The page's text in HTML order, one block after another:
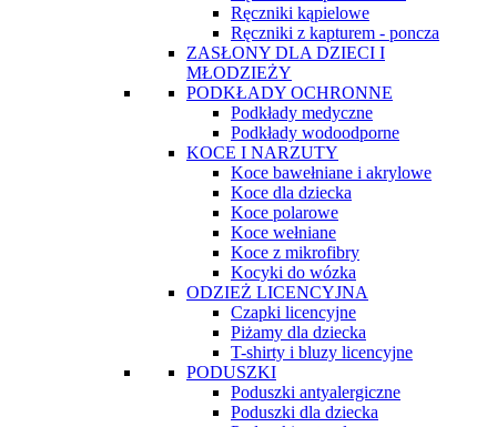
Ręczniki kąpielowe
Ręczniki z kapturem - poncza
ZASŁONY DLA DZIECI I
MŁODZIEŻY
PODKŁADY OCHRONNE
Podkłady medyczne
Podkłady wodoodporne
KOCE I NARZUTY
Koce bawełniane i akrylowe
Koce dla dziecka
Koce polarowe
Koce wełniane
Koce z mikrofibry
Kocyki do wózka
ODZIEŻ LICENCYJNA
Czapki licencyjne
Piżamy dla dziecka
T-shirty i bluzy licencyjne
PODUSZKI
Poduszki antyalergiczne
Poduszki dla dziecka